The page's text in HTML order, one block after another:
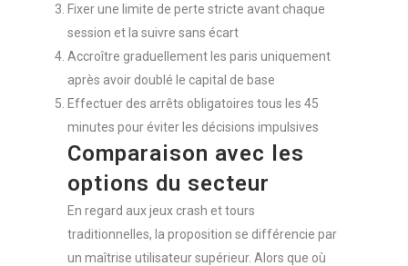
Fixer une limite de perte stricte avant chaque
session et la suivre sans écart
Accroître graduellement les paris uniquement
après avoir doublé le capital de base
Effectuer des arrêts obligatoires tous les 45
minutes pour éviter les décisions impulsives
Comparaison avec les
options du secteur
En regard aux jeux crash et tours
traditionnelles, la proposition se différencie par
un maîtrise utilisateur supérieur. Alors que où